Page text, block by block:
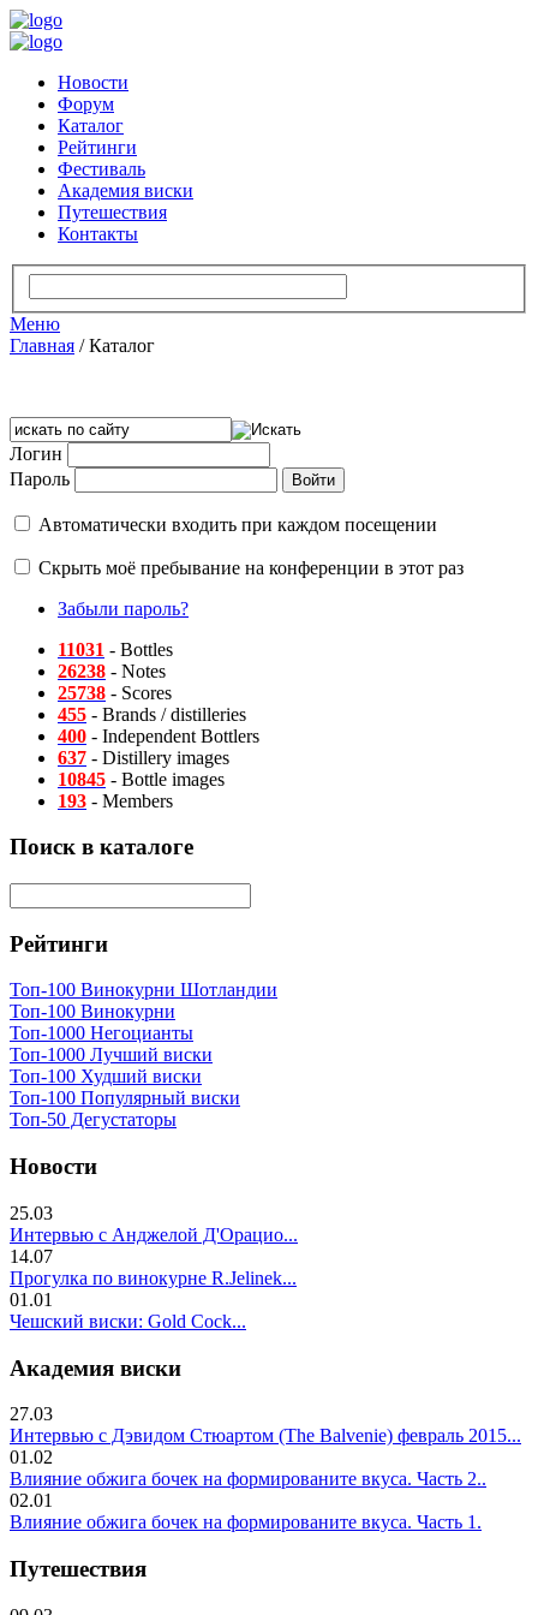
Новости
Форум
Каталог
Рейтинги
Фестиваль
Академия виски
Путешествия
Контакты
Меню
Главная /Каталог
Логин
Пароль
Автоматически входить при каждом посещении
Скрыть моё пребывание на конференции в этот раз
Забыли пароль?
11031 - Bottles
26238 - Notes
25738 - Scores
455 - Brands / distilleries
400 - Independent Bottlers
637 - Distillery images
10845 - Bottle images
193 - Members
Поиск в каталоге
Рейтинги
Топ-100 Винокурни Шотландии
Топ-100 Винокурни
Топ-1000 Негоцианты
Топ-1000 Лучший виски
Топ-100 Худший виски
Топ-100 Популярный виски
Топ-50 Дегустаторы
Новости
25.03
Интервью с Анджелой Д'Орацио...
14.07
Прогулка по винокурне R.Jelinek...
01.01
Чешский виски: Gold Cock...
Академия виски
27.03
Интервью с Дэвидом Стюартом (The Balvenie) февраль 2015...
01.02
Влияние обжига бочек на формированите вкуса. Часть 2..
02.01
Влияние обжига бочек на формированите вкуса. Часть 1.
Путешествия